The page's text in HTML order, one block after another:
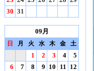
30 31
09月
日 月 火 水 木 金 土
1 2 3 4
5
6
7 8 9 10 11 12